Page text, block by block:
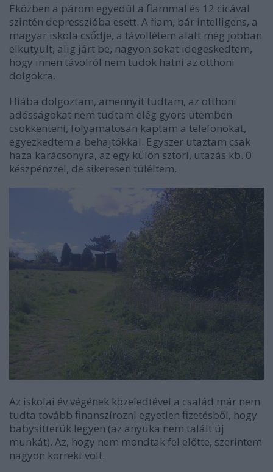
Eközben a párom egyedül a fiammal és 12 cicával
szintén depresszióba esett. A fiam, bár intelligens, a
magyar iskola csődje, a távollétem alatt még jobban
elkutyult, alig járt be, nagyon sokat idegeskedtem,
hogy innen távolról nem tudok hatni az otthoni
dolgokra.
Hiába dolgoztam, amennyit tudtam, az otthoni
adósságokat nem tudtam elég gyors ütemben
csökkenteni, folyamatosan kaptam a telefonokat,
egyezkedtem a behajtókkal. Egyszer utaztam csak
haza karácsonyra, az egy külön sztori, utazás kb. 0
készpénzzel, de sikeresen túléltem.
Az iskolai év végének közeledtével a család már nem
tudta tovább finanszírozni egyetlen fizetésből, hogy
babysitterük legyen (az anyuka nem talált új
munkát). Az, hogy nem mondtak fel előtte, szerintem
nagyon korrekt volt.